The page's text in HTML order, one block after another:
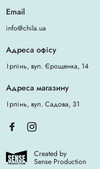
Email
info@chila.ua
Адреса офісу
Ірпінь, вул. Єрощенка, 14
Адреса магазину
Ірпінь, вул. Садова, 31
Created by
Sense Production